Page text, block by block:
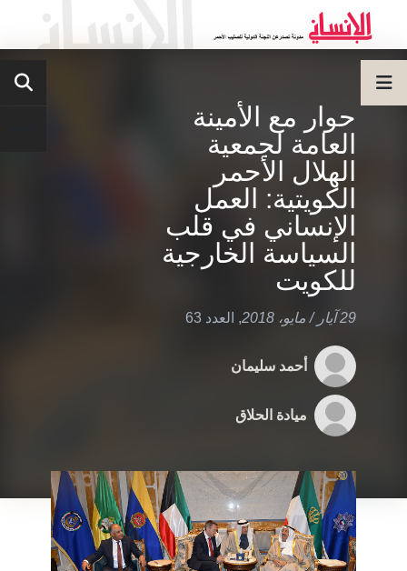
حوار مع الأمينة
العامة لجمعية
الهلال الأحمر
الكويتية: العمل
الإنساني في قلب
السياسة الخارجية
للكويت
29 آيار / مايو، 2018 , العدد 63
أحمد سليمان
ميادة الحلاق